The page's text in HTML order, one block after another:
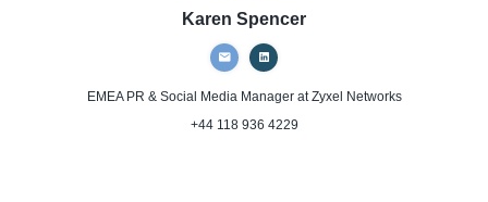
Karen Spencer
EMEA PR & Social Media Managerat Zyxel Networks
+44 118 936 4229